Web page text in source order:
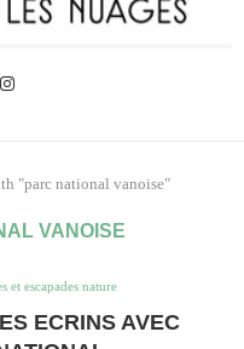
"parc national vanoise"
VANOISE
et escapades nature
ECRINS AVEC